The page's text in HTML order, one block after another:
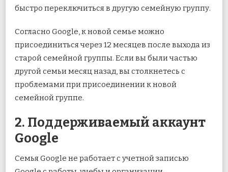
быстро переключиться в другую семейную группу.
Согласно Google, к новой семье можно
присоединиться через 12 месяцев после выхода из
старой семейной группы. Если вы были частью
другой семьи месяц назад, вы столкнетесь с
проблемами при присоединении к новой
семейной группе.
2. Поддерживаемый аккаунт
Google
Семья Google не работает с учетной записью